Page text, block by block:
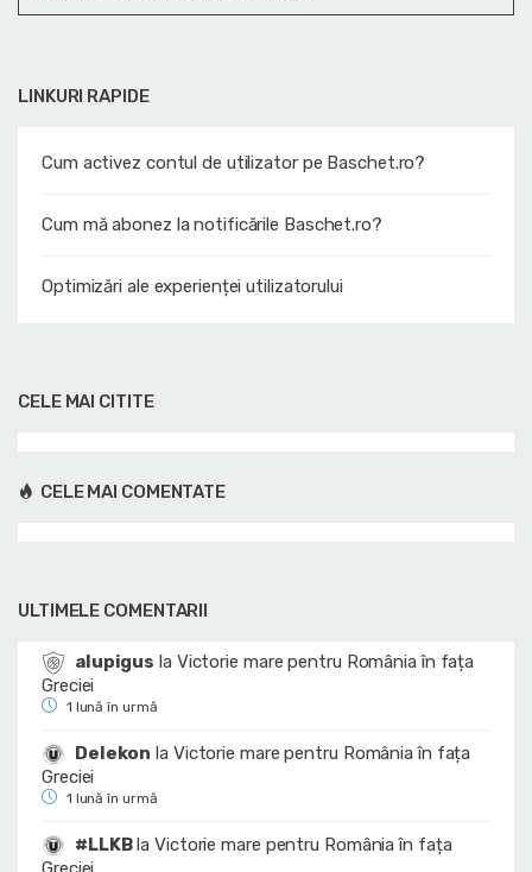
LINKURI RAPIDE
Cum activez contul de utilizator pe Baschet.ro?
Cum mă abonez la notificările Baschet.ro?
Optimizări ale experienței utilizatorului
CELE MAI CITITE
CELE MAI COMENTATE
ULTIMELE COMENTARII
alupigus la Victorie mare pentru România în fața
Greciei
1 lună în urmă
Delekon la Victorie mare pentru România în fața
Greciei
1 lună în urmă
#LLKBlaVictorie mare pentru România în fața